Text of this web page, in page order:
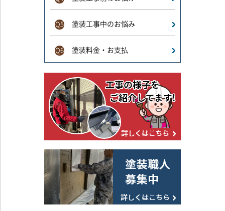
Q5 塗装工事中のお悩み
Q6 塗装料金・お支払